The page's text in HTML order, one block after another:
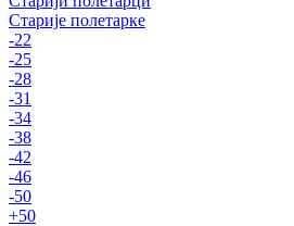
Старије полетарке
-22
-25
-28
-31
-34
-38
-42
-46
-50
+50